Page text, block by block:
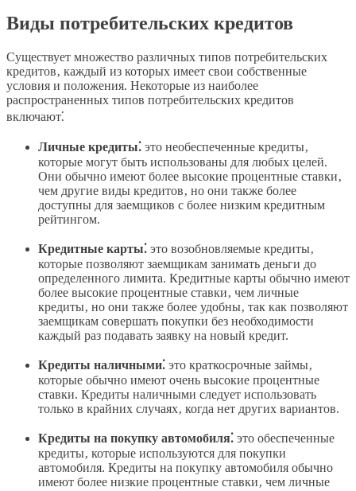
Виды потребительских кредитов
Существует множество различных типов потребительских
кредитов‚ каждый из которых имеет свои собственные
условия и положения. Некоторые из наиболее
распространенных типов потребительских кредитов
включают⁚
Личные кредиты⁚ это необеспеченные кредиты‚
которые могут быть использованы для любых целей.
Они обычно имеют более высокие процентные ставки‚
чем другие виды кредитов‚ но они также более
доступны для заемщиков с более низким кредитным
рейтингом.
Кредитные карты⁚ это возобновляемые кредиты‚
которые позволяют заемщикам занимать деньги до
определенного лимита. Кредитные карты обычно имеют
более высокие процентные ставки‚ чем личные
кредиты‚ но они также более удобны‚ так как позволяют
заемщикам совершать покупки без необходимости
каждый раз подавать заявку на новый кредит.
Кредиты наличными⁚ это краткосрочные займы‚
которые обычно имеют очень высокие процентные
ставки. Кредиты наличными следует использовать
только в крайних случаях‚ когда нет других вариантов.
Кредиты на покупку автомобиля⁚ это обеспеченные
кредиты‚ которые используются для покупки
автомобиля. Кредиты на покупку автомобиля обычно
имеют более низкие процентные ставки‚ чем личные